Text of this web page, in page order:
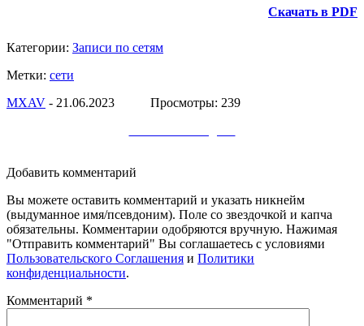
Скачать в PDF
Категории: Записи по сетям
Метки: сети
МXAV - 21.06.2023 Просмотры: 239
Добавить комментарий
Вы можете оставить комментарий и указать никнейм
(выдуманное имя/псевдоним). Поле со звездочкой и капча
обязательны. Комментарии одобряются вручную. Нажимая
"Отправить комментарий" Вы соглашаетесь с условиями
Пользовательского Соглашения и Политики
конфиденциальности.
Комментарий *